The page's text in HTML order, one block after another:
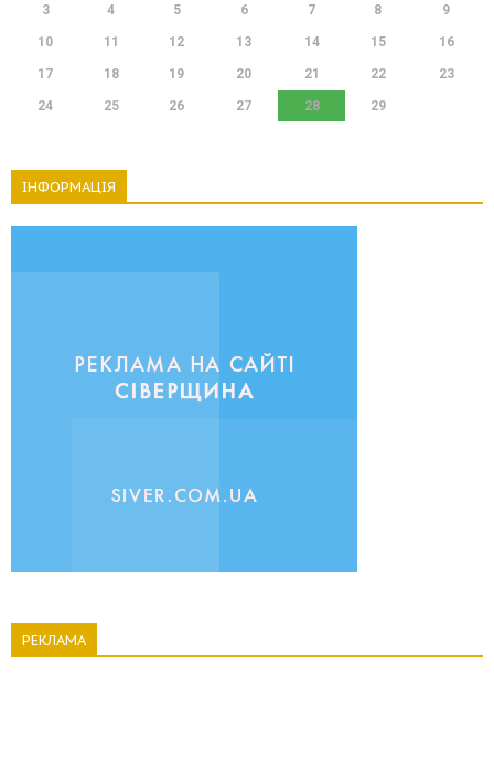
3 4 5 6 7 8 9
10 11 12 13 14 15 16
17 18 19 20 21 22 23
24 25 26 27 28 29
ІНФОРМАЦІЯ
РЕКЛАМА